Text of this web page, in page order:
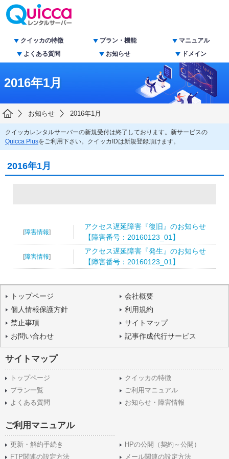
クイッカの特徴 プラン・機能
マニュアル
よくある質問
お知らせ ドメイン
2016年1月
お知らせ 2016年1月
クイッカレンタルサーバーの新規受付は終了しております。新サービスの
Quicca Plusをご利用下さい。クイッカIDは新規登録頂けます。
2016年1月
[障害情報]
アクセス遅延障害『復旧』のお知らせ
【障害番号：20160123_01】
[障害情報]
アクセス遅延障害『発生』のお知らせ
【障害番号：20160123_01】
トップページ
会社概要
個人情報保護方針
利用規約
禁止事項
サイトマップ
お問い合わせ
記事作成代行サービス
サイトマップ
トップページ
クイッカの特徴
プラン一覧
ご利用マニュアル
よくある質問
お知らせ・障害情報
ご利用マニュアル
更新・解約手続き
HPの公開（契約～公開）
FTP関連の設定方法
メール関連の設定方法